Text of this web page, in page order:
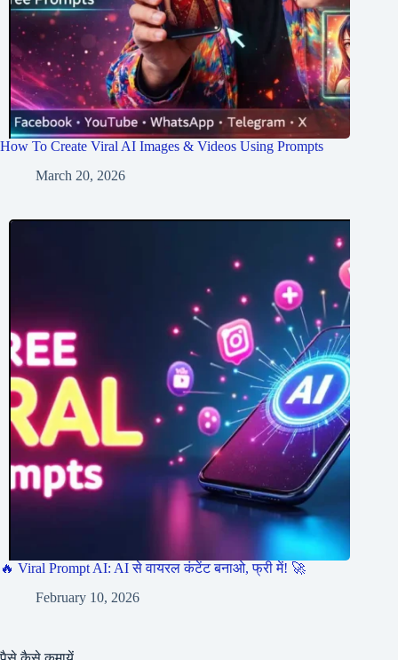
How To Create Viral AI Images & Videos Using Prompts
March 20, 2026
🔥 Viral Prompt AI: AI से वायरल कंटेंट बनाओ, फ्री में! 🚀
February 10, 2026